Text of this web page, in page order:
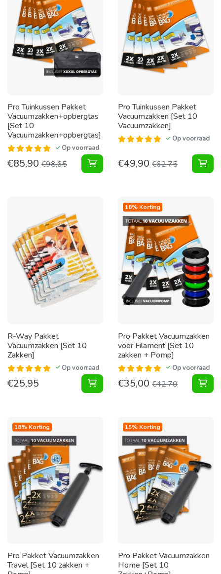
Pro Tuinkussen Pakket
Vacuumzakken+opbergtas
[Set 10
Vacuumzakken+opbergtas]
Op voorraad
€85,90 €98,65 Tuinkussen Pakket
Pro Tuinkussen Pakket
Vacuumzakken [Set 10
Vacuumzakken]
Op voorraad
€49,90 €62,75
R-Way Pakket
Vacuumzakken [Set 10
Zakken]
Op voorraad
€25,95 Pakket Vacuumzakken [Set 10
18% Korting
Pro Pakket Vacuumzakken
voor Filament [Set 10
zakken + Pomp]
Op voorraad
€35,00 €42,70
18% Korting
Pro Pakket Vacuumzakken
Travel [Set 10 zakken +
15% Korting
Pro Pakket Vacuumzakken
Home [Set 10